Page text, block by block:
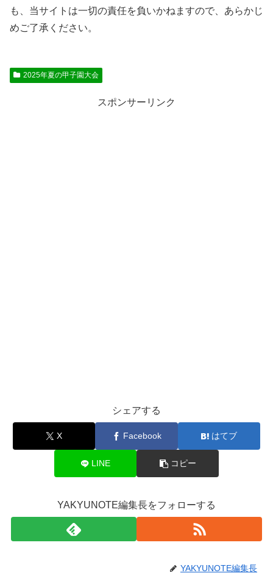
も、当サイトは一切の責任を負いかねますので、あらかじ
めご了承ください。
2025年夏の甲子園大会
スポンサーリンク
シェアする
X Facebook はてブ
LINE コピー
YAKYUNOTE編集長をフォローする
YAKYUNOTE編集長